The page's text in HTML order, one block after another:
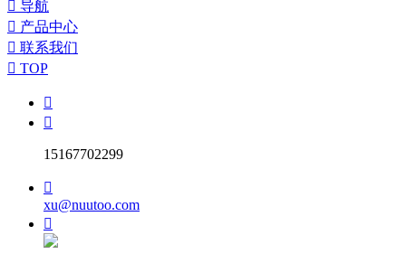
 导航
 产品中心
 联系我们
 TOP


15167702299

xu@nuutoo.com
